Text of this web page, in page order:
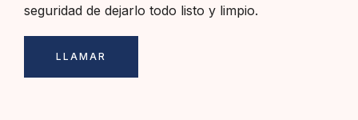
seguridad de dejarlo todo listo y limpio.
LLAMAR